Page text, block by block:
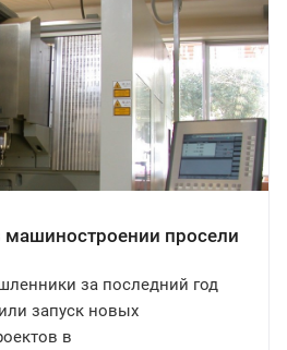
машиностроении просели
за последний год
запуск новых
в